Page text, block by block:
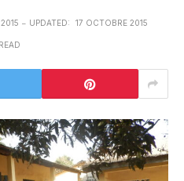
UPDATED: 17 OCTOBRE 2015